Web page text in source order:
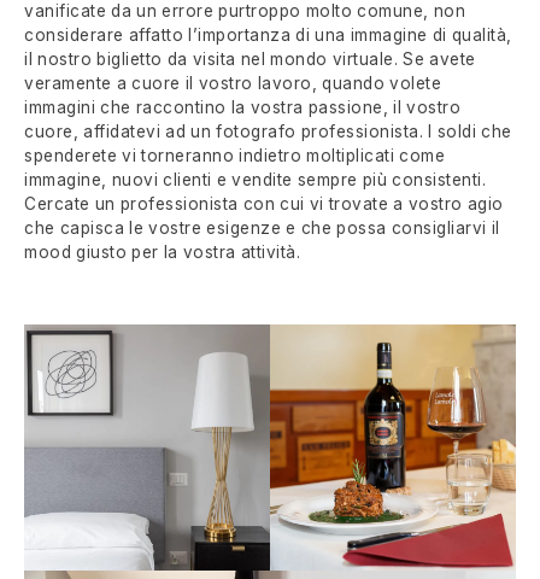
vanificate da un errore purtroppo molto comune, non
considerare affatto l’importanza di una immagine di qualità,
il nostro biglietto da visita nel mondo virtuale. Se avete
veramente a cuore il vostro lavoro, quando volete
immagini che raccontino la vostra passione, il vostro
cuore, affidatevi ad un fotografo professionista. I soldi che
spenderete vi torneranno indietro moltiplicati come
immagine, nuovi clienti e vendite sempre più consistenti.
Cercate un professionista con cui vi trovate a vostro agio
che capisca le vostre esigenze e che possa consigliarvi il
mood giusto per la vostra attività.